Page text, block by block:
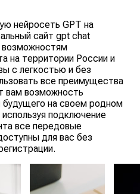
нейросеть GPT на
сайт gpt chat
возможностям
на территории России и
с легкостью и без
все преимущества
вам возможность
на своем родном
подключение
все передовые
для вас без